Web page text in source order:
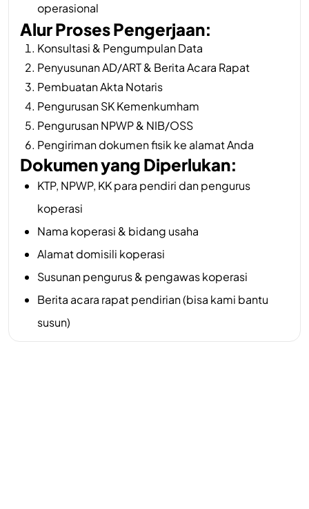
operasional
Alur Proses Pengerjaan:
Konsultasi & Pengumpulan Data
Penyusunan AD/ART & Berita Acara Rapat
Pembuatan Akta Notaris
Pengurusan SK Kemenkumham
Pengurusan NPWP & NIB/OSS
Pengiriman dokumen fisik ke alamat Anda
Dokumen yang Diperlukan:
KTP, NPWP, KK para pendiri dan pengurus
koperasi
Nama koperasi & bidang usaha
Alamat domisili koperasi
Susunan pengurus & pengawas koperasi
Berita acara rapat pendirian (bisa kami bantu
susun)